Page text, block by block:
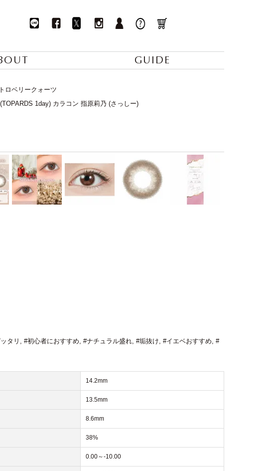
GUIDE
ロベリークォーツ
1day) カラコン 指原莉乃 (さっしー)
タリ , #初心者におすすめ, #ナチュラル盛れ, #垢抜け, #イエベおすすめ, #
14.2mm
13.5mm
8.6mm
38%
0.00～-10.00